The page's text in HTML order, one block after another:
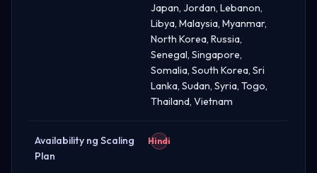
Japan, Jordan, Lebanon,
Libya, Malaysia, Myanmar,
North Korea, Russia,
Senegal, Singapore,
Somalia, South Korea, Sri
Lanka, Sudan, Syria, Togo,
Thailand, Vietnam
Availability ng Scaling
Plan
Hindi